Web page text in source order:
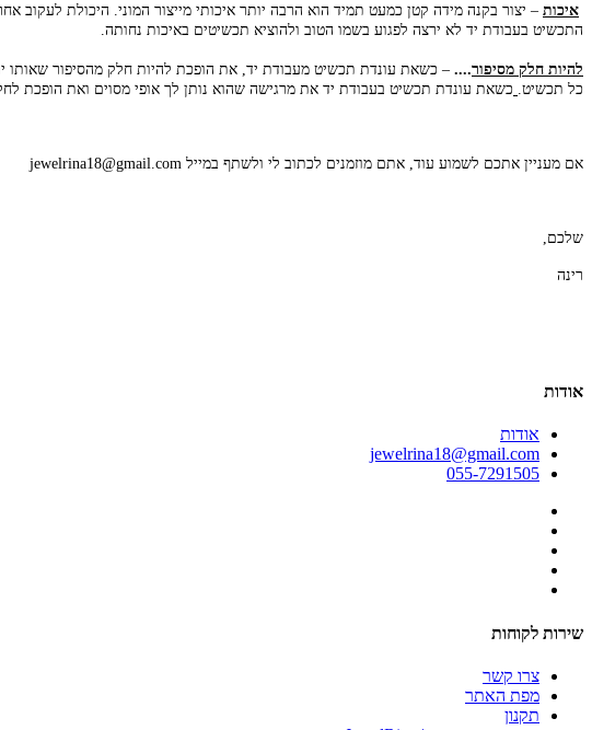
איכות – יצור בקנה מידה קטן כמעט תמיד הוא הרבה יותר איכותי מייצור המוני. היכולת
התכשיט בעבודת יד לא ירצה לפגוע בשמו הטוב ולהוציא תכשיטים באיכות נחותה.
להיות חלק מסיפור.... – כשאת עונדת תכשיט מעבודת יד, את הופכת להיות חלק מהסיפור
כל תכשיט. כשאת עונדת תכשיט בעבודת יד את מרגישה שהוא נותן לך אופי מסוים ואת הופכת
אם מעניין אתכם לשמוע עוד, אתם מוזמנים לכתוב לי ולשתף במייל jewelrina18@gmail.com
שלכם,
רינה
אודות
אודות
jewelrina18@gmail.com
055-7291505
שירות לקוחות
צרו קשר
מפת האתר
תקנון